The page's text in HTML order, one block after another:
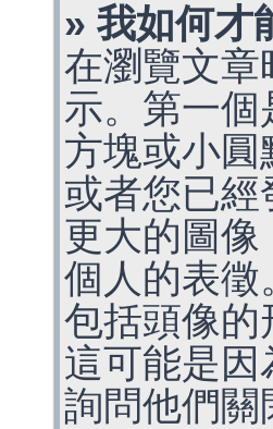
» 我如何才
在瀏覽文章
示。第一
方塊或小
或者您已經
更大的圖
個人的表徵
包括頭像的
這可能是
詢問他們關